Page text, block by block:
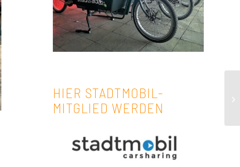
HIER STADTMOBIL-
MITGLIED WERDEN